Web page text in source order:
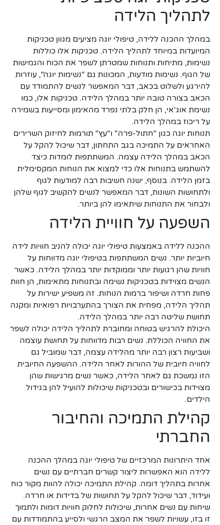
לתהליך הלידה
במהלך ההכנה ללידה, טיפולי יוגה מציעים מגוון טכניקות
המיועדות במיוחד לתהליך הלידה. טכניקות אלו כוללות
נשימות, מתיחות ותנוחות שמטרתן לשפר את הכוח והגמישות
של הגוף. נשימות מודעות, המכונות גם "נשימות יוגה", עוזרות
להירגע ולשלוט בכאב, דבר המאפשר לנשים להתמודד עם
הכאב בצורה טובה יותר במהלך הלידה. טכניקות אלו, כמו
נשימת אוג'אי, הן חלק בלתי נפרד מהאימון ומסייעות בשמירה
על ריכוז במהלך הלידה.
תנוחות יוגה כגון "חתול-פרה" ו"עץ" תורמות לחיזוק השרירים
האחראים על התמיכה בגב התחתון, דבר שיכול להקל על
הכאב במהלך הלידה עצמה. המשתתפות לומדות כיצד
להשתמש בתנוחות אלו כדי למצוא את הנוחות המקסימלית
בזמן הלידה. בנוסף, ישנה חשיבות רבה למודעות לגוף
ולתחושות השונות, דבר המאפשר לנשים להקשיב לגוף שלהן
ולבחור את התנוחות שיתאימו להן ביותר.
השפעה על חוויית הלידה
ההכנה ללידה באמצעות טיפולי יוגה יכולה להניב חוויות לידה
חיוביות יותר. נשים המשתתפות בטיפולי יוגה מדווחות על
חוויות שהן רגועות יותר וממוקדות יותר במהלך הלידה. כאשר
הנשים מצוידות בטכניקות נשימה ובתנוחות מתאימות, הן חוות
פחות חרדה ושיפור ברמות הנוחות. זה משפיע ישירות על
תהליך הלידה, מפחית את הצורך בהתערבויות רפואיות ומקנה
תחושת שליטה רבה יותר במהלך הלידה.
היכולת להרגיש בטוחה ומחוברת לתהליך הלידה יכולה לשפר
את החוויה הכוללת. נשים רבות מדווחות על תחושת עוצמה
ושביעות רצון רבה יותר מהלידה עצמה, דבר שמוביל גם
לחוויה חיובית של ההורות לאחר הלידה. ההשפעה החיובית
הזו נמשכת גם לאחר הלידה, כאשר נשים מרגישות שהן
מצוידות בכישורים ובטכניקות שיכולות להועיל להן בגידול
הילדים.
קהילת התמיכה והחיבור
החברתי
אחד היתרונות המרכזיים של טיפולי יוגה במהלך ההכנה
ללידה הוא האפשרות ליצור קשרים חברתיים עם נשים
אחרות בתהליך דומה. קהילת התמיכה יכולה להוות מקור כוח
ועידוד, דבר שיכול להקל על תחושות של בדידות או חרדה.
שיחות עם נשים אחרות, שיכולות לחלוק חוויות דומות ולתמוך
זו בזו, עשויות לשפר את המצב הרגשי ולסייע בהתמודדות עם